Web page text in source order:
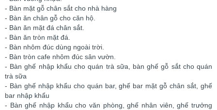
- Bàn mặt gỗ chân sắt cho nhà hàng
- Bàn ăn chân gỗ cho căn hộ.
- Bàn ăn mặt đá chân sắt.
- Bàn ăn tròn mặt đá.
- Bàn nhôm đúc dùng ngoài trời.
- Bàn tròn cafe nhôm đúc sân vườn.
- Bàn ghế nhập khẩu cho quán trà sữa, bàn ghế gỗ sắt cho quán
trà sữa
- Bàn ghế nhập khẩu cho quán bar, ghế bar mặt gỗ chân sắt, ghế
bar nhập khẩu
- Bàn ghế nhập khẩu cho văn phòng, ghế nhân viên, ghế trưởng